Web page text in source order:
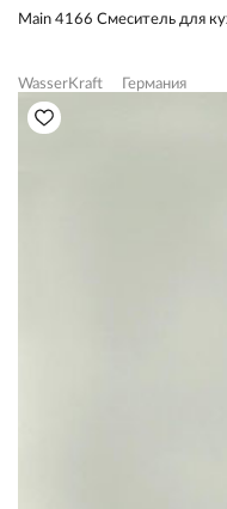
Main 4166 Смеситель для
WasserKraft Германия